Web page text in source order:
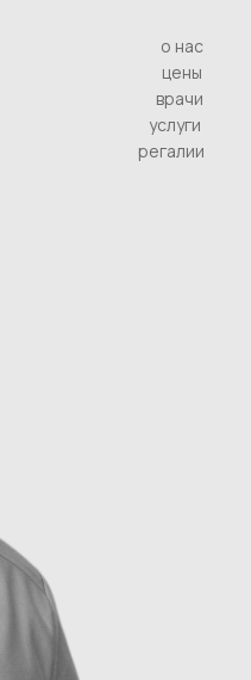
регалии
услуги
врачи
цены
о нас